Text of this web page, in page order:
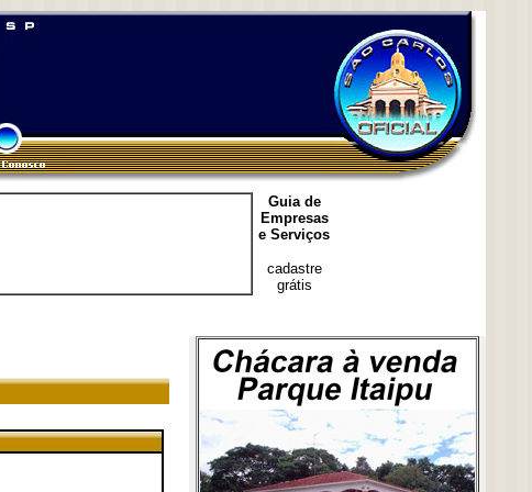
Guia de
Empresas
e Serviços
cadastre
grátis